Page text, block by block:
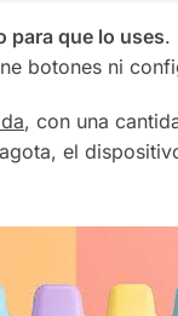
para que lo uses.
botones ni
, con una
el